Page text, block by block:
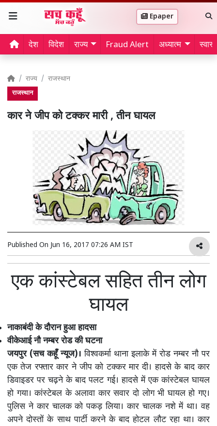
Epaper
देश विदेश राज्य Fraud Alert अध्यात्म
राज्य राजस्थान
राजस्थान
कार ने जीप को टक्कर मारी , तीन घायल
Published On Jun 16, 2017 07:26 AM IST
एक कांस्टेबल सहित तीन लोग
घायल
नाकाबंदी के दौरान हुआ हादसा
वीकेआई नौ नम्बर रोड की घटना
जयपुर (सच कहूँ न्यूज)। विश्वकर्मा थाना इलाके में रोड नम्बर नौ पर
एक तेज रफ्तार कार ने जीप को टक्कर मार दी। हादसे के बाद कार
डिवाइडर पर चढ़ने के बाद पलट गई। हादसे में एक कांस्टेबल घायल
हो गया। कांस्टेबल के अलावा कार सवार दो लोग भी घायल हो गए।
पुलिस ने कार चालक को पकड़ लिया। कार चालक नशे में था। वह
अपने दोस्तों के साथ पार्टी करने के बाद होटल लौट रहा था। कार